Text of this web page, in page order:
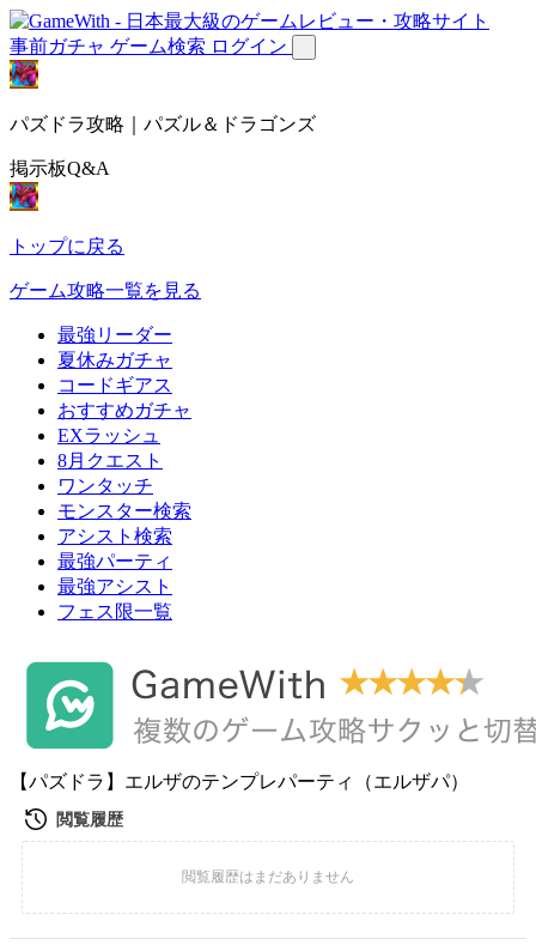
事前ガチャ ゲーム検索 ログイン
パズドラ攻略｜パズル＆ドラゴンズ
掲示板Q&A
トップに戻る
ゲーム攻略一覧を見る
最強リーダー
夏休みガチャ
コードギアス
おすすめガチャ
EXラッシュ
8月クエスト
ワンタッチ
モンスター検索
アシスト検索
最強パーティ
最強アシスト
フェス限一覧
【パズドラ】エルザのテンプレパーティ（エルザパ）